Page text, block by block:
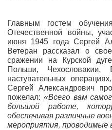
Главным гостем
Отечественной войны,
июня 1945 года Сергей
Ветеран рассказал о
сражении на Курской
Польши, Чехословакии,
наступательных
Сергей Александрович
пожелал: «Всего вам
большой работе,
обеспечивая различные
мероприятия, проводимые